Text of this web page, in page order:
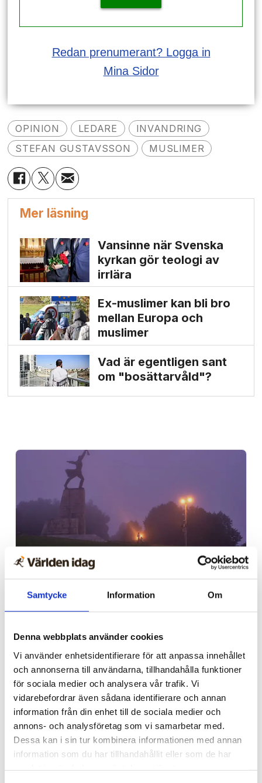
Samtycke Information Om
Denna webbplats använder cookies
Vi använder enhetsidentifierare för att anpassa innehållet
och annonserna till användarna, tillhandahålla funktioner
för sociala medier och analysera vår trafik. Vi
vidarebefordrar även sådana identifierare och annan
information från din enhet till de sociala medier och
annons- och analysföretag som vi samarbetar med.
Dessa kan i sin tur kombinera informationen med annan
information som du har tillhandahållit eller som de har
Redan prenumerant? Logga in
Mina Sidor
OPINION LEDARE
INVANDRING
STEFAN GUSTAVSSON
MUSLIMER
Mer läsning
Vansinne när Svenska
kyrkan gör teologi av
irrlära
Ex-muslimer kan bli bro
mellan Europa och
muslimer
Vad är egentligen sant
om "bosättarvåld"?
Kultur
Kommer Rysslands
interna spänningar leda
till splittring?